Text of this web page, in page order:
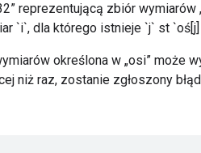
reprezentującą zbiór wymiarów
`i`, dla którego istnieje `j` st
określona w „osi” może
niż raz, zostanie zgłoszony